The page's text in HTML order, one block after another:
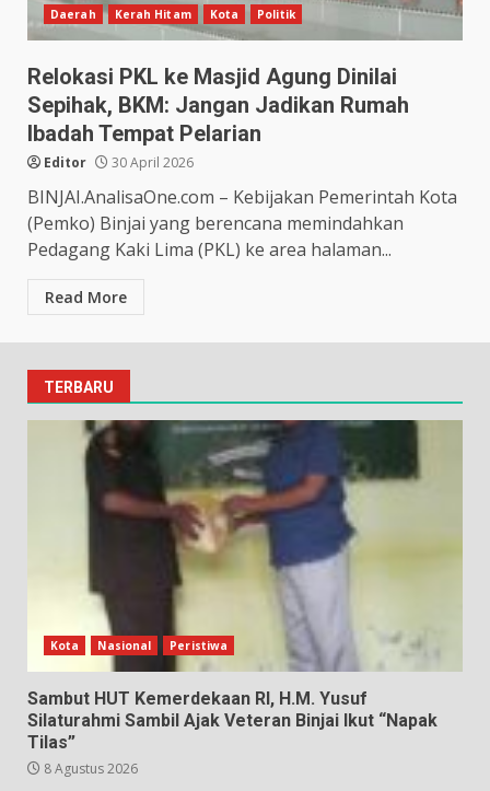
Daerah Kerah Hitam Kota Politik
Relokasi PKL ke Masjid Agung Dinilai
Sepihak, BKM: Jangan Jadikan Rumah
Ibadah Tempat Pelarian
Editor 30 April 2026
BINJAI.AnalisaOne.com – Kebijakan Pemerintah Kota
(Pemko) Binjai yang berencana memindahkan
Pedagang Kaki Lima (PKL) ke area halaman...
Read More
TERBARU
Kota Nasional Peristiwa
Sambut HUT Kemerdekaan RI, H.M. Yusuf
Silaturahmi Sambil Ajak Veteran Binjai Ikut “Napak
Tilas”
8 Agustus 2026